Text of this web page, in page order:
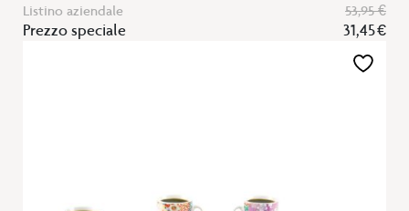
Listino aziendale
53,95 €
Prezzo speciale 31,45 €
Aggiungi